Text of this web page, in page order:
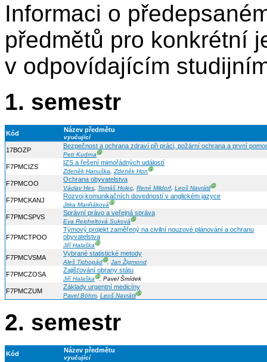
Informaci o
předmětů pro konkrétní
v odpovídajícím
1. semestr
Kód Název předmětu
vyučující
17BOZP
Bezpečnost a ochrana zdraví při práci, požární ochrana a první
Petr KudrnaⒼ
F7PMCIZS
IZS a řešení mimořádných událostí
Zdeněk Hanuška,Zdeněk HonⒼ
F7PMCOO
Ochrana obyvatelstva
Václav Hes, Tomáš Holec, René Mildorf, Leoš NavrátilⒼ
F7PMCKANJ
Rozvoj komunikačních dovedností v anglickém jazyce
Jitka MariňákováⒼ
F7PMCSPVS
Správní právo a veřejná správa
Eva Reicheltová SukováⒼ
F7PMCTPOO
Týmový projekt zaměřený na civilní nouzové plánování a ochranu
obyvatelstva
Jiří HalaškaⒼ
F7PMCVSMA
Vybrané statistické metody
Aleš TichopádⒼ, Jan Žigmond
F7PMCZOSA
Zajišťování obrany státu
Jiří HalaškaⒼ, Pavel Šmídek
F7PMCZUM
Základy urgentní medicíny
Pavel Böhm, Leoš NavrátilⒼ
2. semestr
Kód Název předmětu
vyučující